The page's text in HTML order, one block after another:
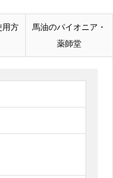
用方
馬油のパイオニア・
薬師堂